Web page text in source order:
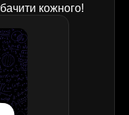
кожного!